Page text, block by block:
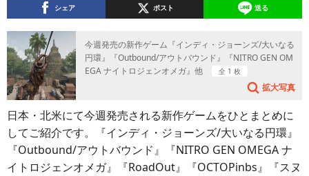
シェア ポスト 送る
今週発売の新作ゲーム『インディ・ジョーンズ/大いなる
円環』『Outbound/アウトバウンド』『NITRO GEN OM
EGA ナイトロジェンオメガ』他
全 1 枚
拡大写真
日本・北米にて今週発売される新作ゲームをひとまとめに
してご紹介です。『インディ・ジョーンズ/大いなる円環』
『Outbound/アウトバウンド』『NITRO GEN OMEGA ナ
イトロジェンオメガ』『RoadOut』『OCTOPinbs』『スヌ